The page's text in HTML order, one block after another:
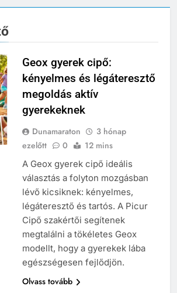
Geox gyerek cipő:
kényelmes és légáteresztő
megoldás aktív
gyerekeknek
Dunamaraton
3 hónap
ezelőtt
0 12 mins
A Geox gyerek cipő ideális
választás a folyton mozgásban
lévő kicsiknek: kényelmes,
légáteresztő és tartós. A Picur
Cipő szakértői segítenek
megtalálni a tökéletes Geox
modellt, hogy a gyerekek lába
egészségesen fejlődjön.
Olvass tovább